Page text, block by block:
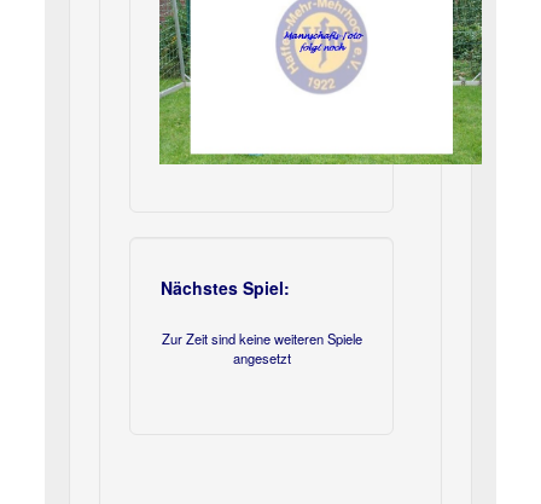
Nächstes Spiel:
Zur Zeit sind keine weiteren Spiele
angesetzt